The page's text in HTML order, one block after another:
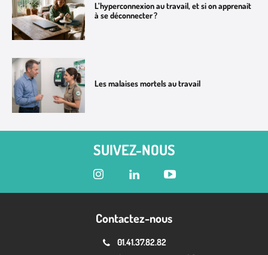
L’hyperconnexion au travail, et si on apprenait
à se déconnecter ?
Les malaises mortels au travail
SUIVEZ-NOUS
Contactez-nous
01.41.37.82.82